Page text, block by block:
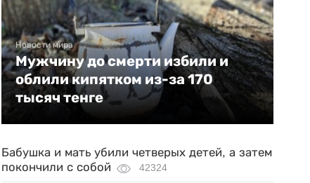
Новости мира
Мужчину до смерти избили и
облили кипятком из-за 170
тысяч тенге
Бабушка и мать убили четверых детей, а затем
покончили с собой
42324